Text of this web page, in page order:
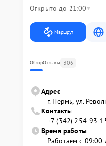
Открыто до 21:00
Маршрут
ОбзорОтзывы 306
Адрес
г. Пермь, ул.
Контакты
+7 (342) 254-93-
Время работы
Работаем с 09:00